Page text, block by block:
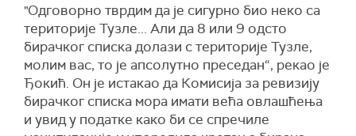
"Одговорно тврдим да је сигурно био неко са
територије Тузле... Али да 8 или 9 одсто
бирачког списка долази с територије Тузле,
молим вас, то је апсолутно преседан“, рекао је
Ђокић. Он је истакао да Комисија за ревизију
бирачког списка мора имати већа овлашћења
и увид у податке како би се спречиле